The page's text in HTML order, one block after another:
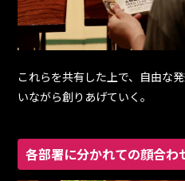
これらを共有した上で、自由な
いながら創りあげていく。
各部署に分かれての顔合わ